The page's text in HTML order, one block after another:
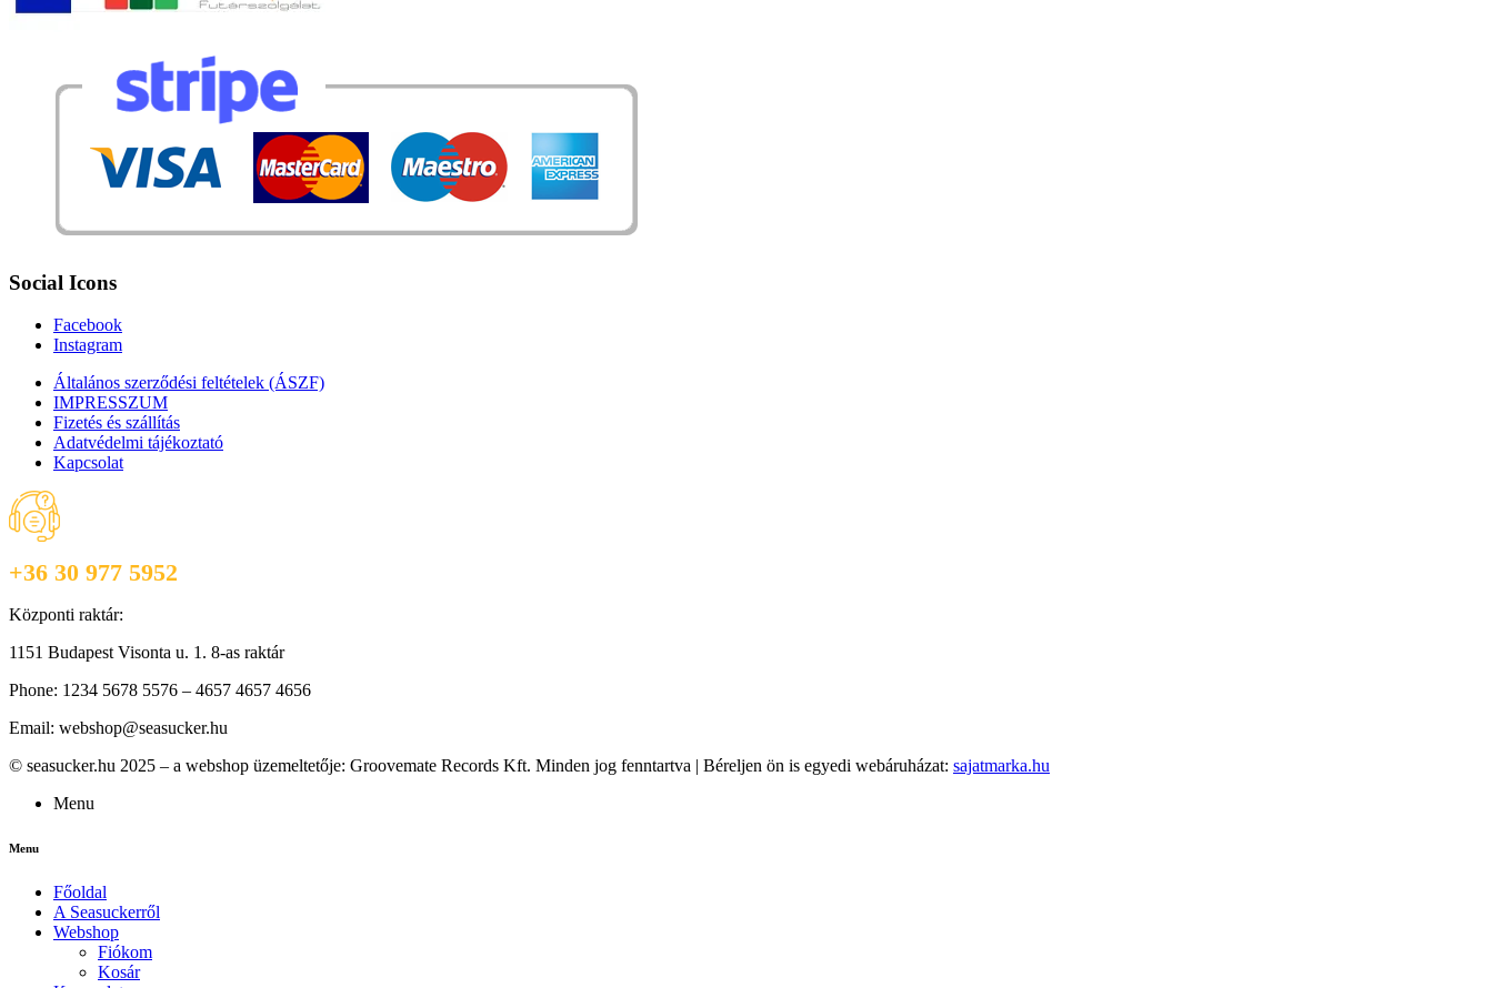
Social Icons
Facebook
Instagram
Általános szerződési feltételek (ÁSZF)
IMPRESSZUM
Fizetés és szállítás
Adatvédelmi tájékoztató
Kapcsolat
+36 30 977 5952
Központi raktár:
1151 Budapest Visonta u. 1. 8-as raktár
Phone: 1234 5678 5576 – 4657 4657 4656
Email: webshop@seasucker.hu
© seasucker.hu 2025 – a webshop üzemeltetője: Groovemate Records Kft. Minden jog fenntartva | Béreljen ön is egyedi webáruházat: sajatmarka.hu
Menu
Menu
Főoldal
A Seasuckerről
Webshop
Fiókom
Kosár